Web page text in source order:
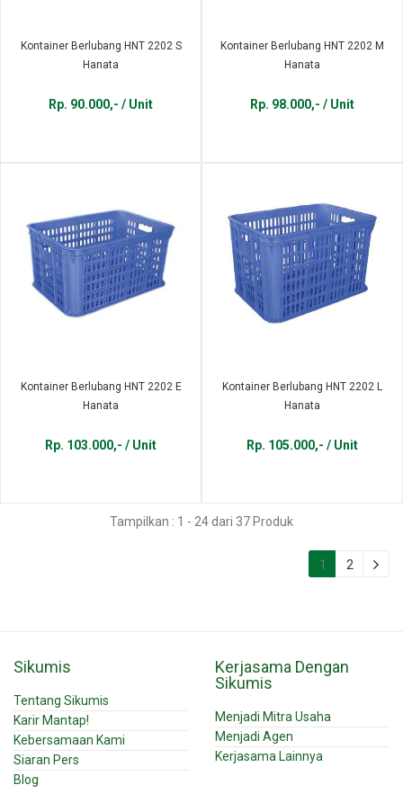
Kontainer Berlubang HNT 2202 S
Hanata
Rp. 90.000,- / Unit
Kontainer Berlubang HNT 2202 M
Hanata
Rp. 98.000,- / Unit
Kontainer Berlubang HNT 2202 E
Hanata
Rp. 103.000,- / Unit
Kontainer Berlubang HNT 2202 L
Hanata
Rp. 105.000,- / Unit
Tampilkan : 1 - 24 dari 37 Produk
1 2
Sikumis
Tentang Sikumis
Karir Mantap!
Kebersamaan Kami
Siaran Pers
Blog
Kerjasama Dengan
Sikumis
Menjadi Mitra Usaha
Menjadi Agen
Kerjasama Lainnya